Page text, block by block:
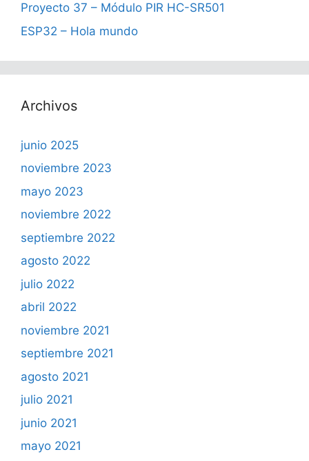
Proyecto 37 – Módulo PIR HC-SR501
ESP32 – Hola mundo
Archivos
junio 2025
noviembre 2023
mayo 2023
noviembre 2022
septiembre 2022
agosto 2022
julio 2022
abril 2022
noviembre 2021
septiembre 2021
agosto 2021
julio 2021
junio 2021
mayo 2021